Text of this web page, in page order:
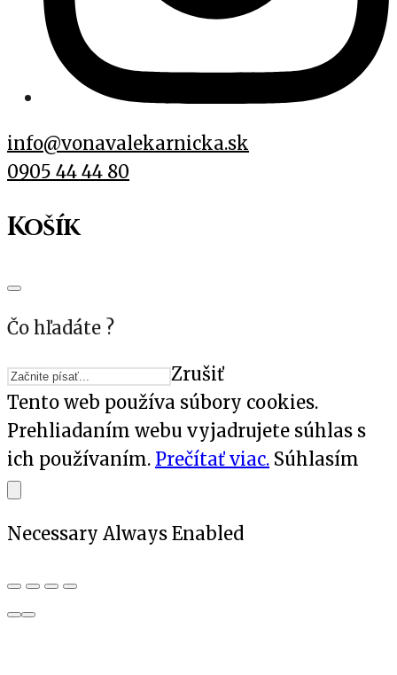
info@vonavalekarnicka.sk
0905 44 44 80
Košík
Čo hľadáte ?
Zrušiť
Tento web používa súbory cookies.
Prehliadaním webu vyjadrujete súhlas s
ich používaním. Prečítať viac. Súhlasím
Necessary Always Enabled